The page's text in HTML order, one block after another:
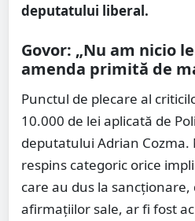
deputatului liberal.
Govor: „Nu am nicio
amenda primită de
Punctul de plecare al
10.000 de lei aplicată de
deputatului Adrian Cozma.
respins categoric orice
care au dus la
afirmațiilor sale, ar fi fost